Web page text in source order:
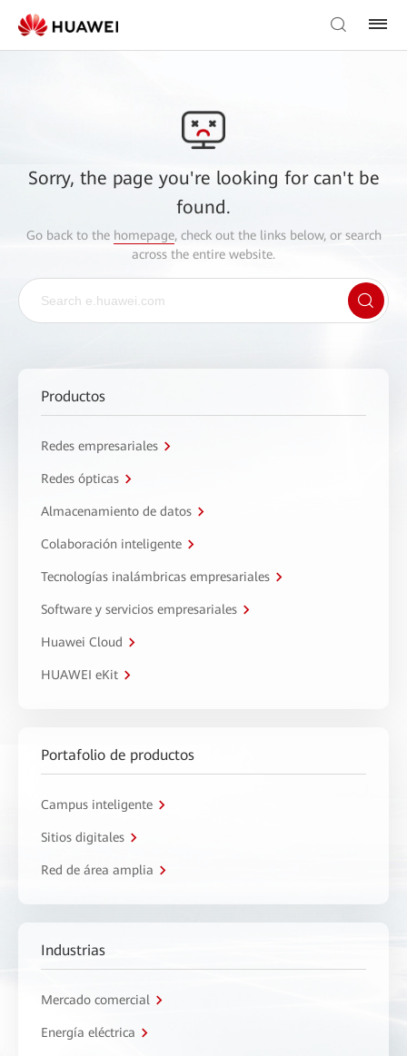
Sorry, the page you're looking for can't be
found.
Go back to the homepage, check out the links below, or search
across the entire website.
Productos
Redes empresariales
Redes ópticas
Almacenamiento de datos
Colaboración inteligente
Tecnologías inalámbricas empresariales
Software y servicios empresariales
Huawei Cloud
HUAWEI eKit
Portafolio de productos
Campus inteligente
Sitios digitales
Red de área amplia
Industrias
Mercado comercial
Energía eléctrica